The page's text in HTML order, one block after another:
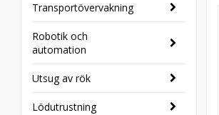
Transportövervakning
Robotik och
automation
Utsug av rök
Lödutrustning